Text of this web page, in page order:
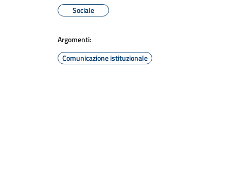
Sociale
Argomenti:
Comunicazione istituzionale